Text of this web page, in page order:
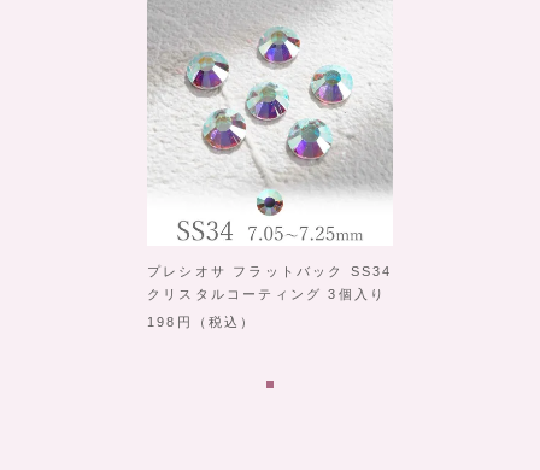
プレシオサ フラットバック SS34
クリスタルコーティング 3個入り
198
（税込）